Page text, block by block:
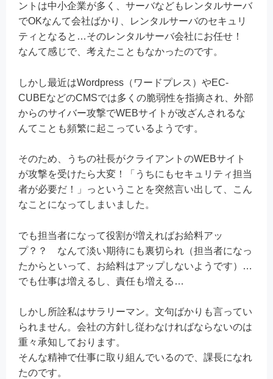
ントは中小企業が多く、サーバなどもレンタルサーバ
でOKなんて会社ばかり、レンタルサーバのセキュリ
ティとなると…そのレンタルサーバ会社にお任せ！
なんて感じで、考えたこともなかったのです。
しかし最近はWordpress（ワードプレス）やEC-
CUBEなどのCMSでは多くの脆弱性を指摘され、外部
からのサイバー攻撃でWEBサイトが改ざんされるな
んてことも頻繁に起こっているようです。
そのため、うちの社長がクライアントのWEBサイト
が攻撃を受けたら大変！「うちにもセキュリティ担当
者が必要だ！」っということを突然言い出して、こん
なことになってしまいました。
でも担当者になって役割が増えればお給料アッ
プ？？ なんて淡い期待にも裏切られ（担当者になっ
たからといって、お給料はアップしないようです）…
でも仕事は増えるし、責任も増える…
しかし所詮私はサラリーマン。文句ばかりも言ってい
られません。会社の方針し従わなければならないのは
重々承知しております。
そんな精神で仕事に取り組んでいるので、課長になれ
たのです。